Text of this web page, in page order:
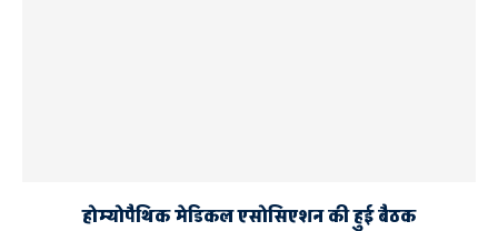
होम्योपैथिक मेडिकल एसोसिएशन की हुई बैठक